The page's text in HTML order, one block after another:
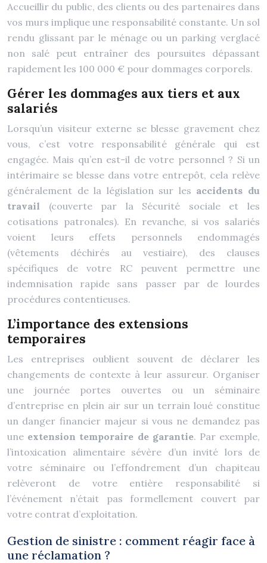
Accueillir du public, des clients ou des partenaires dans
vos murs implique une responsabilité constante. Un sol
rendu glissant par le ménage ou un parking verglacé
non salé peut entraîner des poursuites dépassant
rapidement les 100 000 € pour dommages corporels.
Gérer les dommages aux tiers et aux
salariés
Lorsqu’un visiteur externe se blesse gravement chez
vous, c’est votre responsabilité générale qui est
engagée. Mais qu’en est-il de votre personnel ? Si un
intérimaire se blesse dans votre entrepôt, cela relève
généralement de la législation sur les accidents du
travail (couverte par la Sécurité sociale et les
cotisations patronales). En revanche, si vos salariés
voient leurs effets personnels endommagés
(vêtements déchirés au vestiaire), des clauses
spécifiques de votre RC peuvent permettre une
indemnisation rapide sans passer par de lourdes
procédures contentieuses.
L’importance des extensions
temporaires
Les entreprises oublient souvent de déclarer les
changements de contexte à leur assureur. Organiser
une journée portes ouvertes ou un séminaire
d’entreprise en plein air sur un terrain loué constitue
un danger financier majeur si vous ne demandez pas
une extension temporaire de garantie. Par exemple,
l’intoxication alimentaire sévère d’un invité lors de
votre séminaire ou l’effondrement d’un chapiteau
relèveront de votre entière responsabilité si
l’événement n’était pas formellement couvert par
votre contrat d’exploitation.
Gestion de sinistre : comment réagir face à
une réclamation ?